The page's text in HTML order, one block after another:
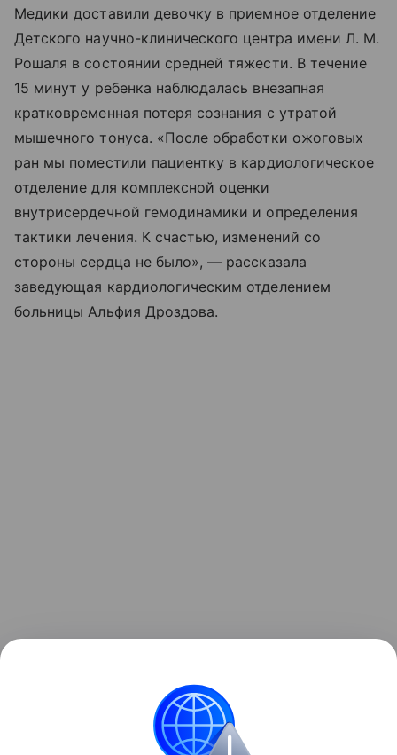
Медики доставили девочку в приемное отделение
Детского научно-клинического центра имени Л. М.
Рошаля в состоянии средней тяжести. В течение
15 минут у ребенка наблюдалась внезапная
кратковременная потеря сознания с утратой
мышечного тонуса. «После обработки ожоговых
ран мы поместили пациентку в кардиологическое
отделение для комплексной оценки
внутрисердечной гемодинамики и определения
тактики лечения. К счастью, изменений со
стороны сердца не было», — рассказала
заведующая кардиологическим отделением
больницы Альфия Дроздова.
Ребенка уже выписали. Жизни и здоровью девочки
ничего не угрожает.